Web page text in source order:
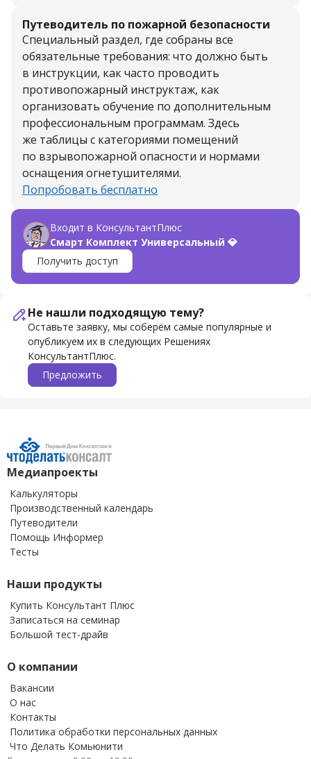
Путеводитель по пожарной безопасности
Специальный раздел, где собраны все
обязательные требования: что должно быть
в инструкции, как часто проводить
противопожарный инструктаж, как
организовать обучение по дополнительным
профессиональным программам. Здесь
же таблицы с категориями помещений
по взрывопожарной опасности и нормами
оснащения огнетушителями.
Попробовать бесплатно
Входит в КонсультантПлюс
Смарт Комплект Универсальный 💎
Получить доступ
Не нашли подходящую тему?
Оставьте заявку, мы соберём самые популярные и
опубликуем их в следующих Решениях
КонсультантПлюс.
Предложить
Медиапроекты
Калькуляторы
Производственный календарь
Путеводители
Помощь Информер
Тесты
Наши продукты
Купить Консультант Плюс
Записаться на семинар
Большой тест-драйв
О компании
Вакансии
О нас
Контакты
Политика обработки персональных данных
Что Делать Комьюнити